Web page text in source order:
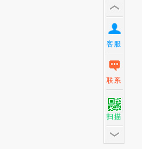
客服
联系
扫描